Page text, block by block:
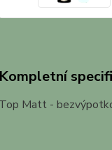
Kompletní
Top Matt -